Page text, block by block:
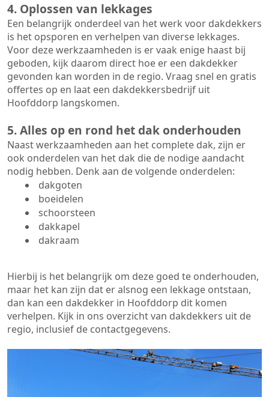
4. Oplossen van lekkages
Een belangrijk onderdeel van het werk voor dakdekkers
is het opsporen en verhelpen van diverse lekkages.
Voor deze werkzaamheden is er vaak enige haast bij
geboden, kijk daarom direct hoe er een dakdekker
gevonden kan worden in de regio. Vraag snel en gratis
offertes op en laat een dakdekkersbedrijf uit
Hoofddorp langskomen.
5. Alles op en rond het dak onderhouden
Naast werkzaamheden aan het complete dak, zijn er
ook onderdelen van het dak die de nodige aandacht
nodig hebben. Denk aan de volgende onderdelen:
dakgoten
boeidelen
schoorsteen
dakkapel
dakraam
Hierbij is het belangrijk om deze goed te onderhouden,
maar het kan zijn dat er alsnog een lekkage ontstaan,
dan kan een dakdekker in Hoofddorp dit komen
verhelpen. Kijk in ons overzicht van dakdekkers uit de
regio, inclusief de contactgegevens.